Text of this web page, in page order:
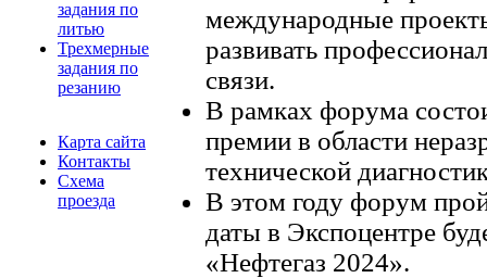
задания по
литью
Трехмерные
задания по
резанию
Карта сайта
Контакты
Схема
проезда
международные
развивать
связи.
В рамках форума
премии в области
технической
В этом году форум
даты в Экспоцентре
«Нефтегаз 2024».